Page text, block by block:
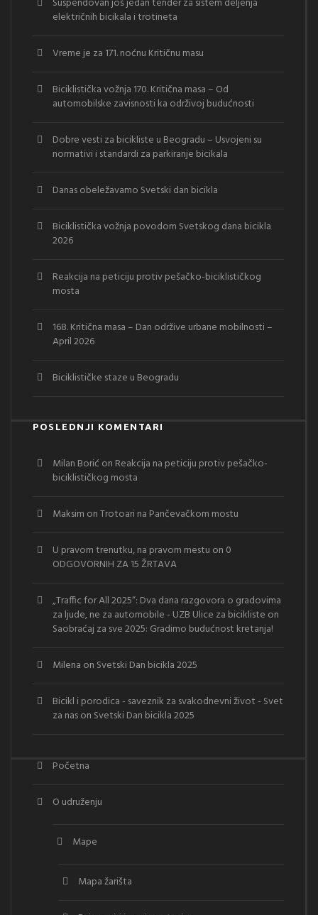
električnih bicikala i trotineta
Vreme je za 171. noćnu Kritičnu masu
Biciklistička vožnja 170. Kritična masa – Od
automobilske zavisnosti ka održivoj budućnosti
Dobre vesti za bicikliste u Beogradu – Usvojeni su
normativi i standardi za parkiranje bicikala
Danas obeležavamo Svetski dan bicikla
Biciklistička vožnja povodom Svetskog dana bicikla
2026
Reakcija na peticiju protiv pešačko-biciklističkog
mosta
168. Kritična masa – Dan održive urbane mobilnosti –
April 2026
Biciklističke staze u Beogradu
POSLEDNJI KOMENTARI
Milan Borić on Reakcija na peticiju protiv pešačko-
biciklističkog mosta
Maksim onTrotoari na Pančevačkom mostu
U pravom trenutku, na pravom mestu on 0
ODGOVORNIH ZA 15 ŽRTAVA
„Traffic for All 2025“: Dva dana razgovora o gradovima
za ljude, ne za automobile - UZB Ulice za bicikliste on
Saobraćaj za sve 2025: Gradimo budućnost kretanja!
Milena on Svetski Dan bicikla 2025
Bicikl i porodica - saveznik za svakodnevni život - Svet
za nason Svetski Dan bicikla 2025
Početna
O udruženju
Mape
Mapa žarišta